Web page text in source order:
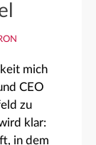
mich
CEO
zu
klar:
in dem